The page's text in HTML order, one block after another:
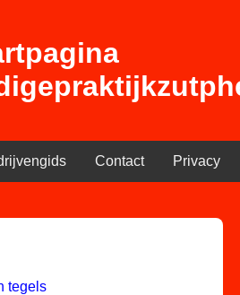
Contact Privacy
tegels